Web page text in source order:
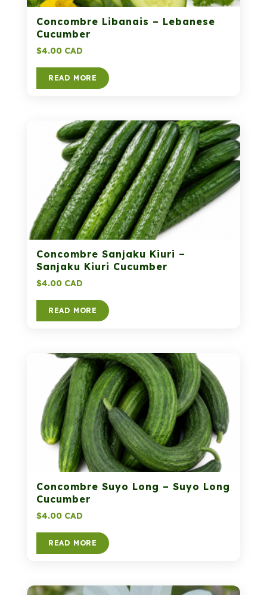
Concombre Libanais – Lebanese
Cucumber
$4.00 CAD
READ MORE
Concombre Sanjaku Kiuri –
Sanjaku Kiuri Cucumber
$4.00 CAD
READ MORE
Concombre Suyo Long – Suyo Long
Cucumber
$4.00 CAD
READ MORE